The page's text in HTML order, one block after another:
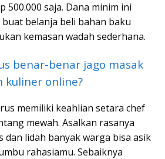
500.000 saja. Dana minim ini
belanja beli bahan baku
kemasan wadah sederhana.
benar-benar jago masak
kuliner online?
memiliki keahlian setara chef
mewah. Asalkan rasanya
dan lidah banyak warga bisa asik
rahasiamu. Sebaiknya